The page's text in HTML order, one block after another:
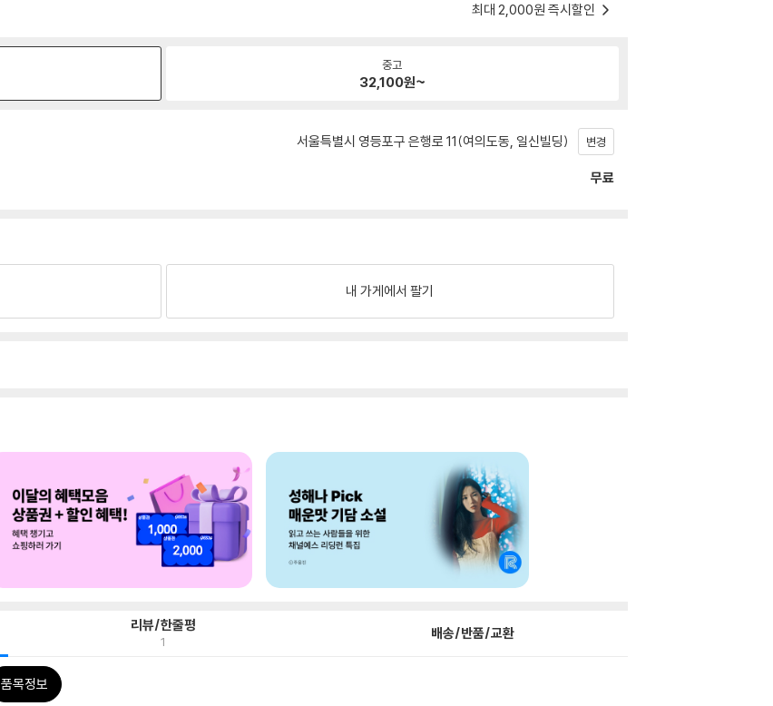
최대 2,000원 즉시할인
중고
32,100원~
서울특별시 영등포구 은행로 11(여의도동, 일신빌딩) 변경
무료
내 가게에서 팔기
리뷰/한줄평
1 배송/반품/교환
품목정보